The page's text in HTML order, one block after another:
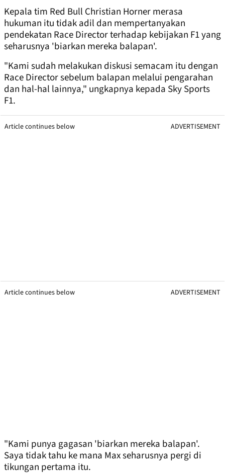
Kepala tim Red Bull Christian Horner merasa
hukuman itu tidak adil dan mempertanyakan
pendekatan Race Director terhadap kebijakan F1 yang
seharusnya 'biarkan mereka balapan'.
"Kami sudah melakukan diskusi semacam itu dengan
Race Director sebelum balapan melalui pengarahan
dan hal-hal lainnya," ungkapnya kepada Sky Sports
F1.
Article continues below ADVERTISEMENT
Article continues below ADVERTISEMENT
"Kami punya gagasan 'biarkan mereka balapan'.
Saya tidak tahu ke mana Max seharusnya pergi di
tikungan pertama itu.